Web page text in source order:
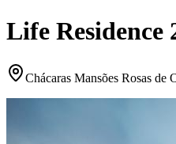
Life Residence
Chácaras Mansões Rosas de